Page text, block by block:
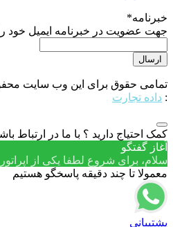
خبرنامه*
جهت عضویت در خبرنامه ایمیل خود را
تمامی حقوق برای این وب سایت
: داده تجارت
کمک احتیاج دارید ؟ با ما در ارتباط
آغاز گفتگو
سلام، برای شروع لطفا یکی از اپراتور
معمولا تا چند دقیقه پاسخگو هستیم
پشتیبانی